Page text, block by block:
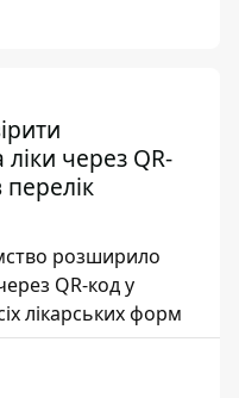
через QR-
розширило
QR-код у
лікарських форм